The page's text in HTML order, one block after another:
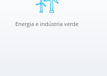
Energia e indústria verde